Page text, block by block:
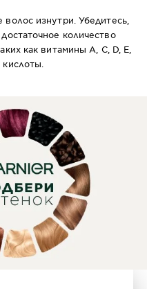
изнутри. Убедитесь,
количество
как витамины A, C, D, E,